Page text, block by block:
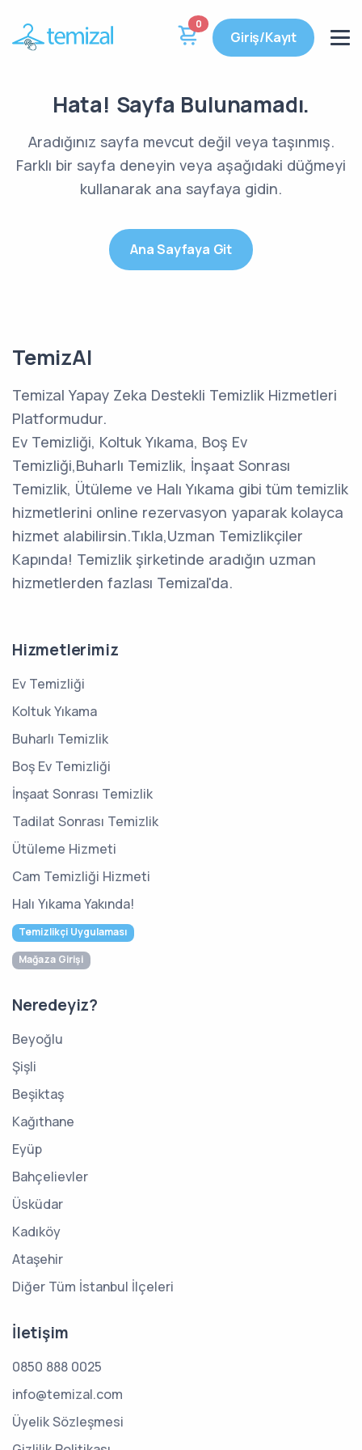
0
Giriş/Kayıt
Hata! Sayfa Bulunamadı.
Aradığınız sayfa mevcut değil veya taşınmış.
Farklı bir sayfa deneyin veya aşağıdaki düğmeyi
kullanarak ana sayfaya gidin.
Ana Sayfaya Git
TemizAl
Temizal Yapay Zeka Destekli Temizlik Hizmetleri
Platformudur.
Ev Temizliği, Koltuk Yıkama, Boş Ev
Temizliği,Buharlı Temizlik, İnşaat Sonrası
Temizlik, Ütüleme ve Halı Yıkama gibi tüm temizlik
hizmetlerini online rezervasyon yaparak kolayca
hizmet alabilirsin.Tıkla,Uzman Temizlikçiler
Kapında! Temizlik şirketinde aradığın uzman
hizmetlerden fazlası Temizal'da.
Hizmetlerimiz
Ev Temizliği
Koltuk Yıkama
Buharlı Temizlik
Boş Ev Temizliği
İnşaat Sonrası Temizlik
Tadilat Sonrası Temizlik
Ütüleme Hizmeti
Cam Temizliği Hizmeti
Halı Yıkama Yakında!
Temizlikçi Uygulaması
Mağaza Girişi
Neredeyiz?
Beyoğlu
Şişli
Beşiktaş
Kağıthane
Eyüp
Bahçelievler
Üsküdar
Kadıköy
Ataşehir
Diğer Tüm İstanbul İlçeleri
İletişim
0850 888 0025
info@temizal.com
Üyelik Sözleşmesi